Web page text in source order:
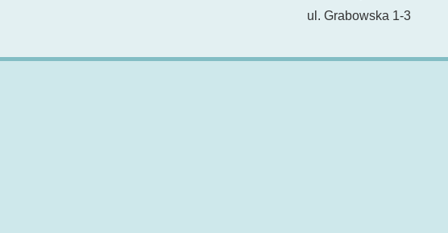
ul. Grabowska 1-3